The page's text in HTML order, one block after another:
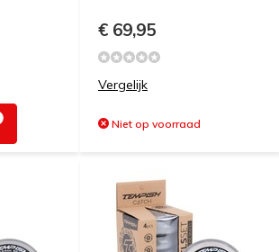
€ 69,95
Vergelijk
Niet op voorraad